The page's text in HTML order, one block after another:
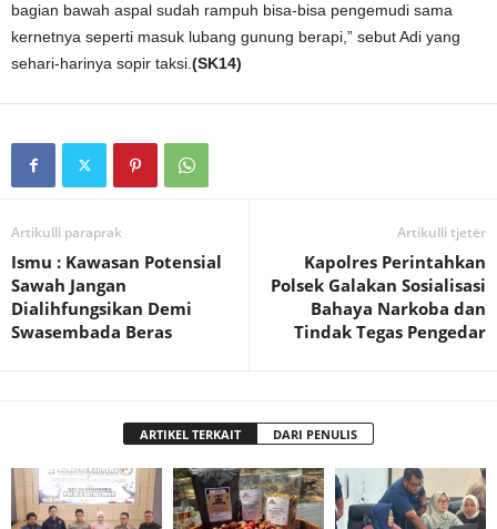
bagian bawah aspal sudah rampuh bisa-bisa pengemudi sama
kernetnya seperti masuk lubang gunung berapi,” sebut Adi yang
sehari-harinya sopir taksi. (SK14)
Artikulli paraprak
Ismu : Kawasan Potensial
Sawah Jangan
Dialihfungsikan Demi
Swasembada Beras
Artikulli tjetër
Kapolres Perintahkan
Polsek Galakan Sosialisasi
Bahaya Narkoba dan
Tindak Tegas Pengedar
ARTIKEL TERKAIT DARI PENULIS